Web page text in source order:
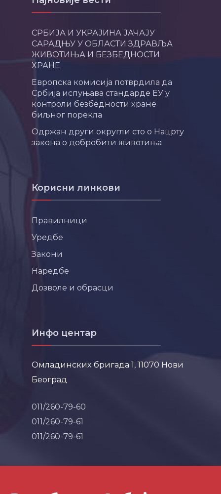
СРБИЈА И УКРАЈИНА ЈАЧАЈУ
САРАДЊУ У ОБЛАСТИ ЗДРАВЉА
ЖИВОТИЊА И БЕЗБЕДНОСТИ
ХРАНЕ
Европска комисија потврдила да
Србија испуњава стандарде ЕУ у
контроли безбедности хране
биљног порекла
Одржан други округли сто о Нацрту
закона о добробити животиња
Корисни линкови
Правилници
Уредбе
Закони
Наредбе
Дозволе и обрасци
Инфо центар
Омладинских бригада 1, 11070 Нови
Београд
011/260-79-60
011/260-79-61
011/260-79-61